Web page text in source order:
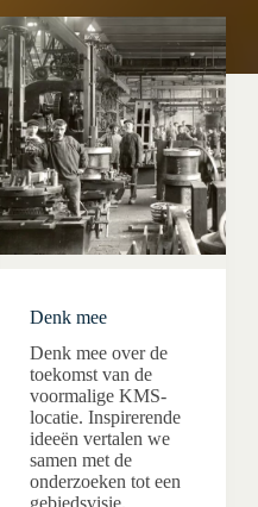
Denk mee
Denk mee over de
toekomst van de
voormalige KMS-
locatie. Inspirerende
ideeën vertalen we
samen met de
onderzoeken tot een
gebiedsvisie.